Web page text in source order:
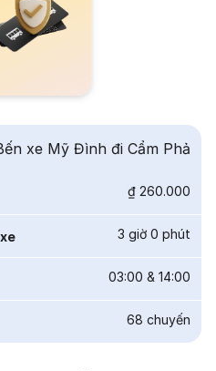
xe Mỹ Đình đi Cẩm Phả
₫ 260.000
3 giờ 0 phút
03:00 & 14:00
68 chuyến